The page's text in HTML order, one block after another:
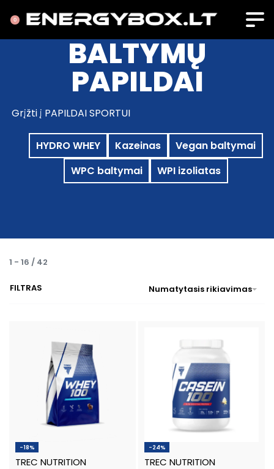
0
BALTYMŲ
PAPILDAI
Grįžti į PAPILDAI SPORTUI
HYDRO WHEY Kazeinas
Vegan baltymai
WPC baltymai
WPI izoliatas
1 - 16 / 42
Numatytasis rikiavimas
FILTRAS
-18%
TREC NUTRITION
-24%
TREC NUTRITION